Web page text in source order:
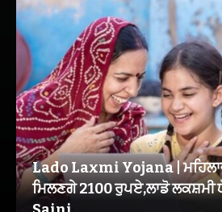
Lado Laxmi Yojana |
ਮਿਲਣਗੇ 2100 ਰੁਪਏ,ਲਾਡੋ ਲਕਸ਼ਮੀ